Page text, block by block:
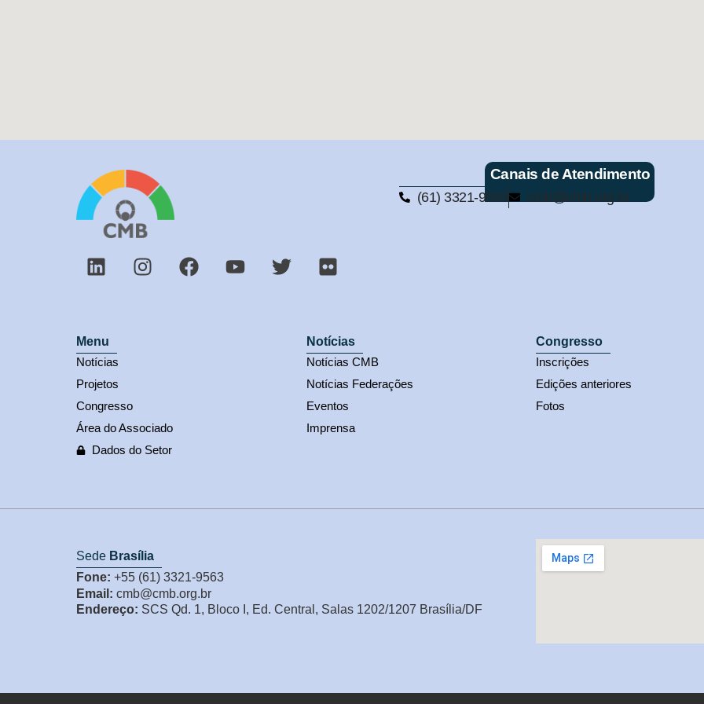
Canais de Atendimento
(61) 3321-9563 cmb@cmb.org.br
Menu
Notícias
Projetos
Congresso
Área do Associado
Dados do Setor
Notícias
Notícias CMB
Notícias Federações
Eventos
Imprensa
Congresso
Inscrições
Edições anteriores
Fotos
Sede Brasília
Fone: +55 (61) 3321-9563
Email: cmb@cmb.org.br
Endereço: SCS Qd. 1, Bloco I, Ed. Central, Salas 1202/1207 Brasília/DF